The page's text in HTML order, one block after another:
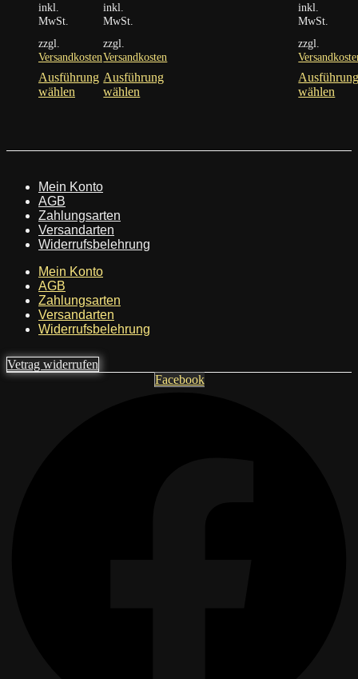
inkl.
MwSt.
zzgl.
Versandkosten
Ausführung
wählen Dieses
Varianten
Optionen
auf
der
Produktseite
gewählt
werden
inkl.
MwSt.
zzgl.
Versandkosten
Ausführung
wählen
Varianten
Produktseite
inkl.
MwSt.
zzgl.
wählen
Mein Konto
AGB
Zahlungsarten
Versandarten
Widerrufsbelehrung
Mein Konto
AGB
Zahlungsarten
Versandarten
Widerrufsbelehrung
Vetrag widerrufen
Facebook